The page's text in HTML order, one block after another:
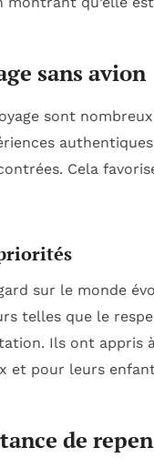
sans avion
sont
Cela
sur le monde
telles que le
Ils ont appris
et pour leurs
de